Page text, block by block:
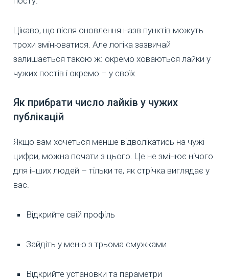
Цікаво, що після оновлення назв пунктів можуть
трохи змінюватися. Але логіка зазвичай
залишається такою ж: окремо ховаються лайки у
чужих постів і окремо – у своїх.
Як прибрати число лайків у чужих
публікацій
Якщо вам хочеться менше відволікатись на чужі
цифри, можна почати з цього. Це не змінює нічого
для інших людей – тільки те, як стрічка виглядає у
вас.
Відкрийте свій профіль
Зайдіть у меню з трьома смужками
Відкрийте установки та параметри